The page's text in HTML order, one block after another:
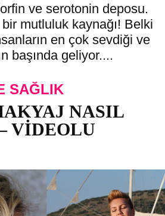
ve serotonin deposu.
bir mutluluk kaynağı! Belki
en çok sevdiği ve
başında geliyor....
SAĞLIK
NASIL
VIDEOLU